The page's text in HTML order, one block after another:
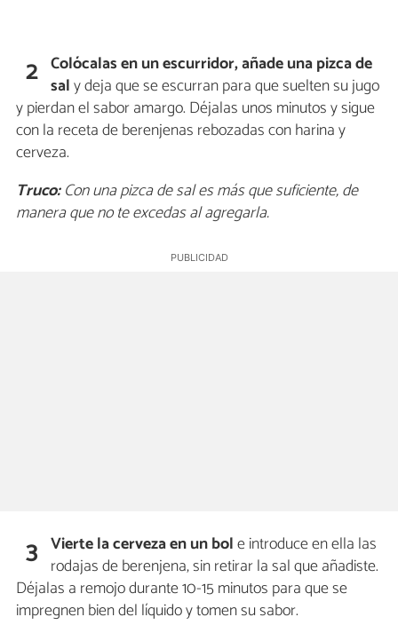
2 Colócalas en un escurridor, añade una pizca de
saly deja que se escurran para que suelten su jugo
y pierdan el sabor amargo. Déjalas unos minutos y sigue
con la receta de berenjenas rebozadas con harina y
cerveza.
Truco:Con una pizca de sal es más que suficiente, de
manera que no te excedas al agregarla.
3 Vierte la cerveza en un bole introduce en ella las
rodajas de berenjena, sin retirar la sal que añadiste.
Déjalas a remojo durante 10-15 minutos para que se
impregnen bien del líquido y tomen su sabor.